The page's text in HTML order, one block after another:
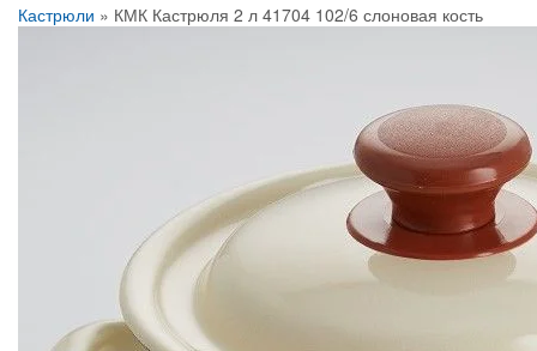
Кастрюли » КМК Кастрюля 2 л 41704 102/6 слоновая кость